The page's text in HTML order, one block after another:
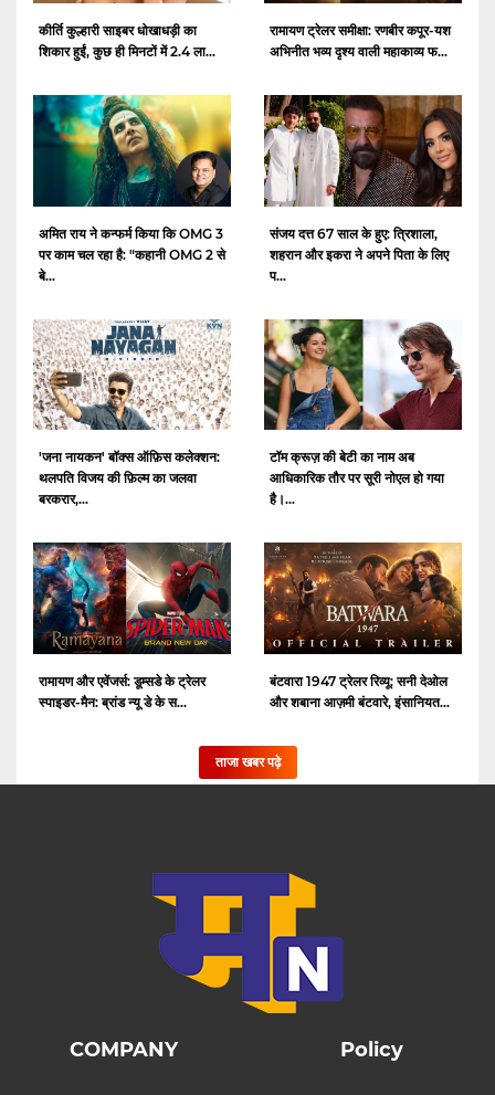
कीर्ति कुल्हारी साइबर धोखाधड़ी का
शिकार हुईं, कुछ ही मिनटों में 2.4 ला...
रामायण ट्रेलर समीक्षा: रणबीर कपूर-यश
अभिनीत भव्य दृश्य वाली महाकाव्य फ...
अमित राय ने कन्फर्म किया कि OMG 3
पर काम चल रहा है: "कहानी OMG 2 से
बे...
संजय दत्त 67 साल के हुए: त्रिशाला,
शहरान और इकरा ने अपने पिता के लिए
प...
'जना नायकन' बॉक्स ऑफ़िस कलेक्शन:
थलपति विजय की फ़िल्म का जलवा
बरकरार,...
टॉम क्रूज़ की बेटी का नाम अब
आधिकारिक तौर पर सूरी नोएल हो गया
है।...
रामायण और एवेंजर्स: डूम्सडे के ट्रेलर
स्पाइडर-मैन: ब्रांड न्यू डे के स...
बंटवारा 1947 ट्रेलर रिव्यू: सनी देओल
और शबाना आज़मी बंटवारे, इंसानियत...
ताजा खबर पढ़े
COMPANY Policy